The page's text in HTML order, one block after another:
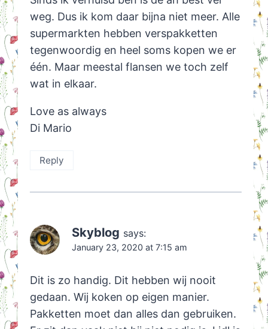
weg. Dus ik kom daar bijna niet meer. Alle
supermarkten hebben verspakketten
tegenwoordig en heel soms kopen we er
één. Maar meestal flansen we toch zelf
wat in elkaar.
Love as always
Di Mario
Reply
Skyblog says:
January 23, 2020 at 7:15 am
Dit is zo handig. Dit hebben wij nooit
gedaan. Wij koken op eigen manier.
Pakketten moet dan alles dan gebruiken.